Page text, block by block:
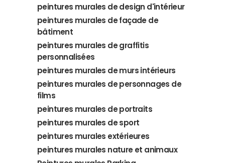
peintures murales de design d'intérieur
peintures murales de façade de
bâtiment
peintures murales de graffitis
personnalisées
peintures murales de murs intérieurs
peintures murales de personnages de
films
peintures murales de portraits
peintures murales de sport
peintures murales extérieures
peintures murales nature et animaux